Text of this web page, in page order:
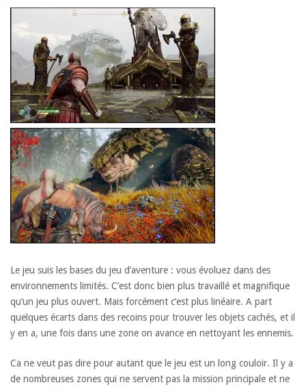
Le jeu suis les bases du jeu d’aventure : vous évoluez dans des
environnements limités. C’est donc bien plus travaillé et magnifique
qu’un jeu plus ouvert. Mais forcément c’est plus linéaire. A part
quelques écarts dans des recoins pour trouver les objets cachés, et il
y en a, une fois dans une zone on avance en nettoyant les ennemis.
Ca ne veut pas dire pour autant que le jeu est un long couloir. Il y a
de nombreuses zones qui ne servent pas la mission principale et ne